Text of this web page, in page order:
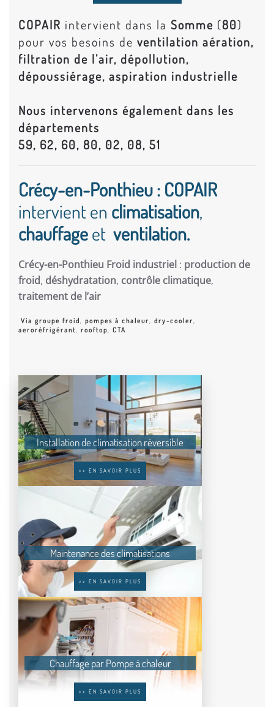
COPAIR intervient dans la Somme (80)
pour vos besoins de ventilation aération,
filtration de l’air, dépollution,
dépoussiérage, aspiration industrielle
Nous intervenons également dans les
départements
59, 62, 60, 80, 02, 08, 51
Crécy-en-Ponthieu : COPAIR
intervient en climatisation,
chauffageet ventilation.
Crécy-en-Ponthieu Froid industriel : production de
froid, déshydratation, contrôle climatique,
traitement de l’air
Via groupe froid, pompes à chaleur, dry-cooler,
aeroréfrigérant, rooftop, CTA
Installation de climatisation réversible
>> EN SAVOIR PLUS
Maintenance des climatisations
>> EN SAVOIR PLUS
Chauffage par Pompe à chaleur
>> EN SAVOIR PLUS